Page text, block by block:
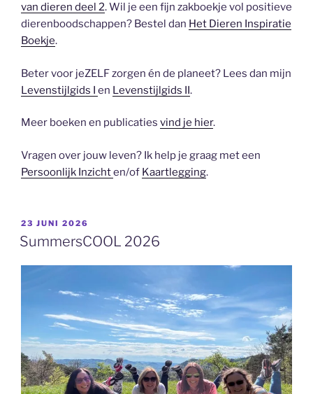
van dieren deel 2. Wil je een fijn zakboekje vol positieve
dierenboodschappen? Bestel dan Het Dieren Inspiratie
Boekje.
Beter voor jeZELF zorgen én de planeet? Lees dan mijn
Levenstijlgids I en Levenstijlgids II.
Meer boeken en publicaties vind je hier.
Vragen over jouw leven? Ik help je graag met een
Persoonlijk Inzichten/of Kaartlegging.
GEPLAATST
OP
23 JUNI 2026
SummersCOOL 2026